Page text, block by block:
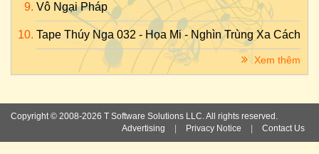
Vô Ngại Pháp
Tape Thúy Nga 032 - Họa Mi - Nghìn Trùng Xa Cách
Xem thêm
Copyright © 2008-2026 T Software Solutions LLC. All rights reserved.
Advertising
Privacy Notice Contact Us